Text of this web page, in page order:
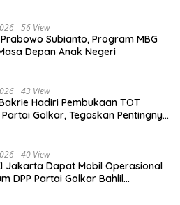
56 View
Subianto, Program MBG
Depan Anak Negeri
43 View
Hadiri Pembukaan TOT
Golkar, Tegaskan Pentingnya
40 View
Jakarta Dapat Mobil Operasional
DPP Partai Golkar Bahlil